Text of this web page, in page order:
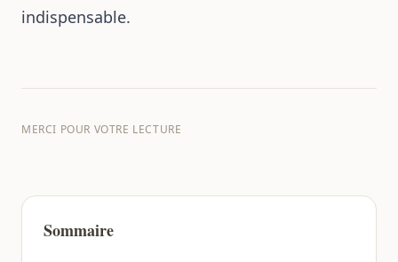
indispensable.
MERCI POUR VOTRE LECTURE
Sommaire